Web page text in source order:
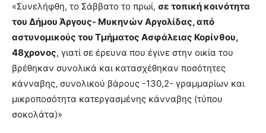
«Συνελήφθη, το Σάββατο το πρωί, σε τοπική κοινότητα
του Δήμου Άργους- Μυκηνών Αργολίδας, από
αστυνομικούς του Τμήματος Ασφάλειας Κορίνθου,
48χρονος, γιατί σε έρευνα που έγινε στην οικία του
βρέθηκαν συνολικά και κατασχέθηκαν ποσότητες
κάνναβης, συνολικού βάρους -130,2- γραμμαρίων και
μικροποσότητα κατεργασμένης κάνναβης (τύπου
σοκολάτα)»